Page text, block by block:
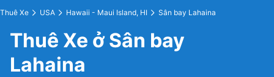
Thuê Xe USA Hawaii - Maui Island, HI Sân bay Lahaina
Thuê Xe ở Sân bay
Lahaina